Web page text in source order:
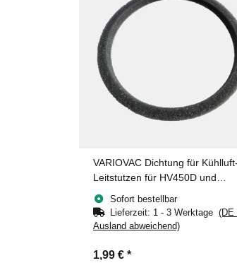
VARIOVAC Dichtung für Kühlluft-
Leitstutzen für HV450D und
HV495D
Sofort bestellbar
Lieferzeit: 1 - 3 Werktage(DE
Ausland abweichend)
1,99 € *